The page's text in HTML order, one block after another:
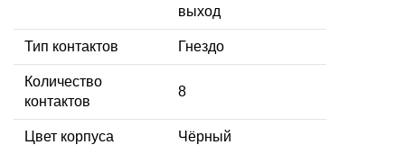
выход
Тип контактов Гнездо
Количество
контактов
8
Цвет корпуса Чёрный